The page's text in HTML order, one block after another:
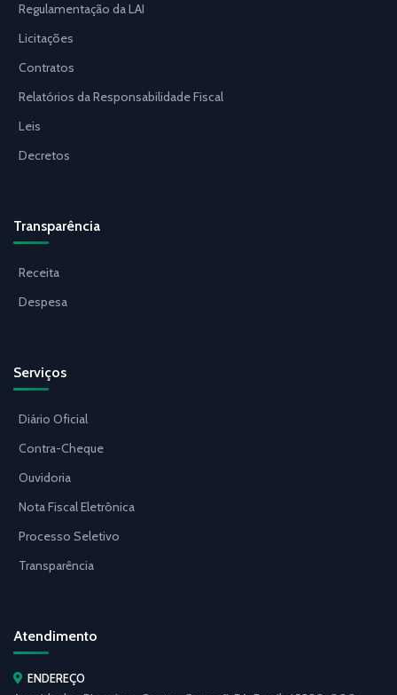
Regulamentação da LAI
Licitações
Contratos
Relatórios da Responsabilidade Fiscal
Leis
Decretos
Transparência
Receita
Despesa
Serviços
Diário Oficial
Contra-Cheque
Ouvidoria
Nota Fiscal Eletrônica
Processo Seletivo
Transparência
Atendimento
ENDEREÇO